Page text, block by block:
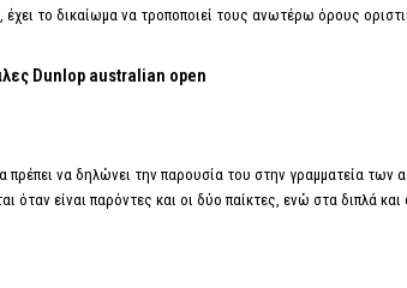
το δικαίωμα να τροποποιεί τους ανωτέρω όρους
Dunlop australian open
να δηλώνει την παρουσία του στην γραμματεία
όταν είναι παρόντες και οι δύο παίκτες, ενώ στα διπλά και